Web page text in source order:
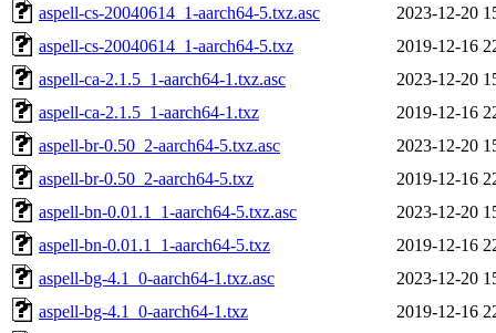
aspell-cs-20040614_1-aarch64-5.txz.asc
2023-12-20
aspell-cs-20040614_1-aarch64-5.txz
2019-12-16
aspell-ca-2.1.5_1-aarch64-1.txz.asc
2023-12-20
aspell-ca-2.1.5_1-aarch64-1.txz
2019-12-16
aspell-br-0.50_2-aarch64-5.txz.asc
2023-12-20
aspell-br-0.50_2-aarch64-5.txz
2019-12-16
aspell-bn-0.01.1_1-aarch64-5.txz.asc
2023-12-20
aspell-bn-0.01.1_1-aarch64-5.txz
2019-12-16
aspell-bg-4.1_0-aarch64-1.txz.asc
2023-12-20
aspell-bg-4.1_0-aarch64-1.txz
2019-12-16